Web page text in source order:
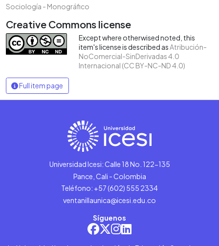
Sociología - Monográfico
Creative Commons license
Except where otherwised noted, this
item's license is described asAtribución-
NoComercial-SinDerivadas 4.0
Internacional (CC BY-NC-ND 4.0)
Full item page
Universidad Icesi: Calle 18 No. 122-135
Pance, Cali - Colombia
Teléfono: +57 (602) 555 2334
ventanillaunica@icesi.edu.co
Síguenos